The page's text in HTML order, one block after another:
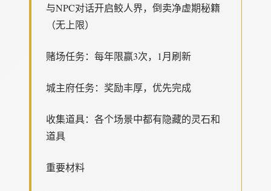
与NPC对话开启鲛人界，倒卖净虚期秘籍
（无上限）
赌场任务：每年限赢3次，1月刷新
城主府任务：奖励丰厚，优先完成
收集道具：各个场景中都有隐藏的灵石和
道具
重要材料